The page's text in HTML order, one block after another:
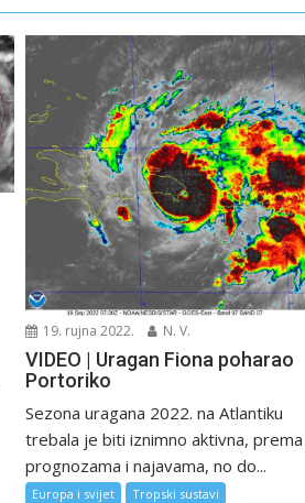
19. rujna 2022. N. V.
VIDEO | Uragan Fiona poharao
Portoriko
Sezona uragana 2022. na Atlantiku
trebala je biti iznimno aktivna, prema
prognozama i najavama, no do...
Europa i svijet Tropski sustavi